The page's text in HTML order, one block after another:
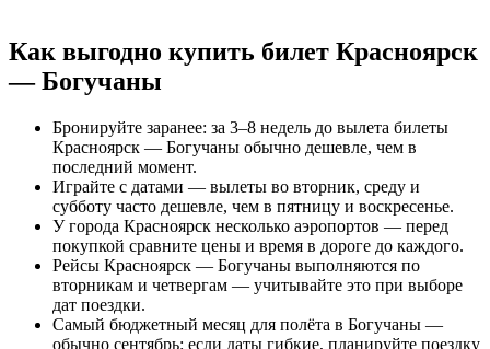
Как выгодно купить билет Красноярск
— Богучаны
Бронируйте заранее: за 3–8 недель до вылета билеты
Красноярск — Богучаны обычно дешевле, чем в
последний момент.
Играйте с датами — вылеты во вторник, среду и
субботу часто дешевле, чем в пятницу и воскресенье.
У города Красноярск несколько аэропортов — перед
покупкой сравните цены и время в дороге до каждого.
Рейсы Красноярск — Богучаны выполняются по
вторникам и четвергам — учитывайте это при выборе
дат поездки.
Самый бюджетный месяц для полёта в Богучаны —
обычно сентябрь: если даты гибкие, планируйте поездку